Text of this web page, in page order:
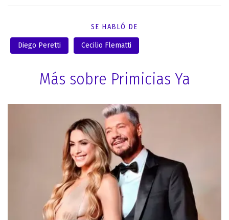
SE HABLÓ DE
Diego Peretti Cecilio Flematti
Más sobre Primicias Ya